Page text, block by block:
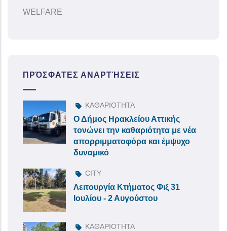
WELFARE
ΠΡΌΣΦΑΤΕΣ ΑΝΑΡΤΉΣΕΙΣ
ΚΑΘΑΡΙΟΤΗΤΑ
Ο Δήμος Ηρακλείου Αττικής
τονώνει την καθαριότητα με νέα
απορριμματοφόρα και έμψυχο
δυναμικό
CITY
Λειτουργία Κτήματος Φιξ 31
Ιουλίου - 2 Αυγούστου
ΚΑΘΑΡΙΟΤΗΤΑ